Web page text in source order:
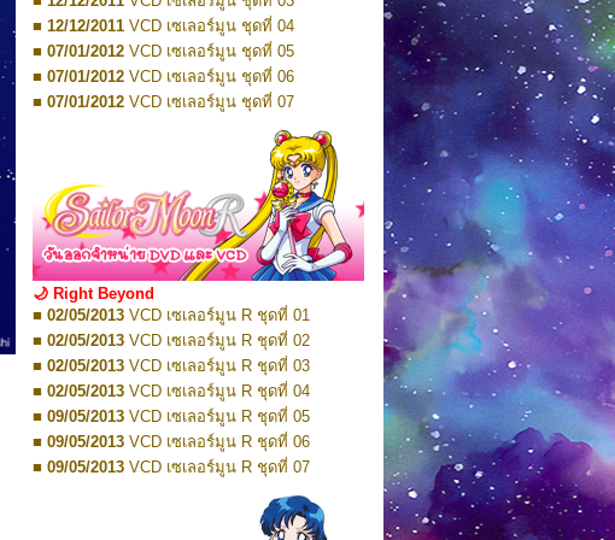
■ 07/10/2016 DVD เซเลอร์มูน คริสตัล VOL.5
■ 28/10/2016 DVD เซเลอร์มูน คริสตัล VOL.6
■ 17/11/2016DVD เซเลอร์มูน คริสตัล VOL.7
■ 17/11/2016DVD เซเลอร์มูน คริสตัล VOL.8
■ 01/01/2017 DVD เซเลอร์มูน คริสตัล Box-Set
■ 12/12/2011 VCD เซเลอร์มูน ชุดที่ 04
■ 07/01/2012 VCD เซเลอร์มูน ชุดที่ 05
■ 07/01/2012 VCD เซเลอร์มูน ชุดที่ 06
■ 07/01/2012 VCD เซเลอร์มูน ชุดที่ 07
VCD เซเลอร์มูน ชุดที่ 08
VCD เซเลอร์มูน ชุดที่ 09
VCD เซเลอร์มูน ชุดที่ 10
■ 19/01/2012 VCD เซเลอร์มูน ชุดที่ 11
■ 19/01/2012VCD เซเลอร์มูน ชุดที่ 12
■ 26/01/2012VCD เซเลอร์มูน ชุดที่ 13
■ 26/01/2012VCD เซเลอร์มูน ชุดที่ 14
■ 02/02/2012 VCD เซเลอร์มูน ชุดที่ 15
VCD เซเลอร์มูน ชุดที่ 16
VCD เซเลอร์มูน ชุดที่ 17
VCD เซเลอร์มูน ชุดที่ 18
VCD เซเลอร์มูน ชุดที่ 19
VCD เซเลอร์มูน ชุดที่ 20
VCD เซเลอร์มูน ชุดที่ 21
VCD เซเลอร์มูน ชุดที่ 22
VCD เซเลอร์มูน ชุดที่ 23
DVD เซเลอร์มูน ชุดที่ 01
🌙 Right Beyond
■ 02/05/2013 VCD เซเลอร์มูน R ชุดที่ 01
■ 02/05/2013 VCD เซเลอร์มูน R ชุดที่ 02
■ 02/05/2013 VCD เซเลอร์มูน R ชุดที่ 03
■ 02/05/2013 VCD เซเลอร์มูน R ชุดที่ 04
■ 09/05/2013 VCD เซเลอร์มูน R ชุดที่ 05
■ 09/05/2013 VCD เซเลอร์มูน R ชุดที่ 06
■ 09/05/2013 VCD เซเลอร์มูน R ชุดที่ 07
VCD เซเลอร์มูน R ชุดที่ 08
VCD เซเลอร์มูน R ชุดที่ 09